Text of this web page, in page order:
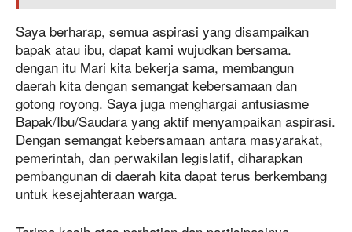
Saya berharap, semua aspirasi yang disampaikan
bapak atau ibu, dapat kami wujudkan bersama.
dengan itu Mari kita bekerja sama, membangun
daerah kita dengan semangat kebersamaan dan
gotong royong. Saya juga menghargai antusiasme
Bapak/Ibu/Saudara yang aktif menyampaikan aspirasi.
Dengan semangat kebersamaan antara masyarakat,
pemerintah, dan perwakilan legislatif, diharapkan
pembangunan di daerah kita dapat terus berkembang
untuk kesejahteraan warga.